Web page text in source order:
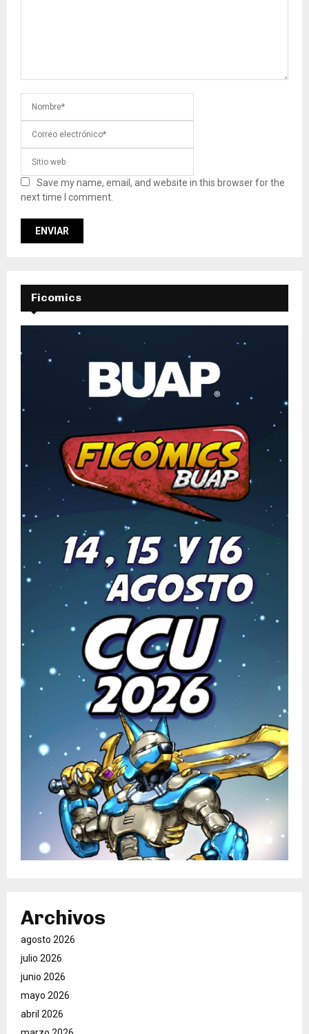
Save my name, email, and website in this browser for the
next time I comment.
Ficomics
Archivos
agosto 2026
julio 2026
junio 2026
mayo 2026
abril 2026